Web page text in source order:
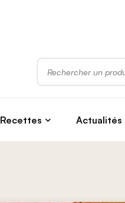
Rechercher
Recettes Actualités